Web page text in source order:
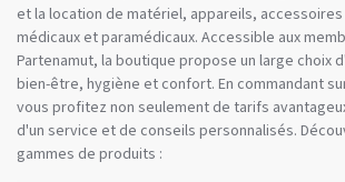
et la location de matériel, appareils,
médicaux et paramédicaux. Accessible aux
Partenamut, la boutique propose un large choix
bien-être, hygiène et confort. En commandant
vous profitez non seulement de tarifs
d'un service et de conseils personnalisés.
gammes de produits :